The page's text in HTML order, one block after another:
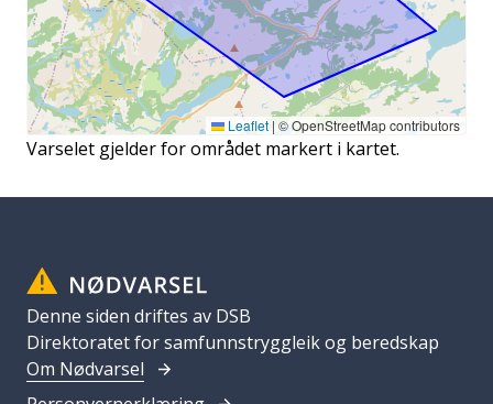
Leaflet | © OpenStreetMap contributors
Varselet gjelder for området markert i kartet.
Denne siden driftes av DSB
Direktoratet for samfunnstryggleik og beredskap
Om Nødvarsel